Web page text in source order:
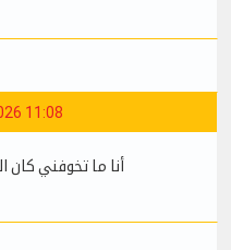
11:08
أنا ما تخوفني كان